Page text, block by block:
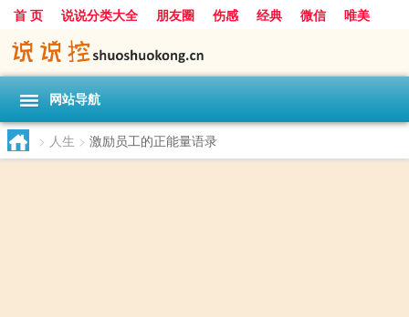
首 页 说说分类大全 朋友圈 伤感 经典 微信
唯美
励志
爱情 搞笑
网站导航
> 人生 > 激励员工的正能量语录